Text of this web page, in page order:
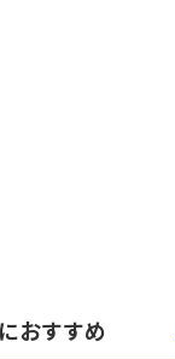
おすすめ